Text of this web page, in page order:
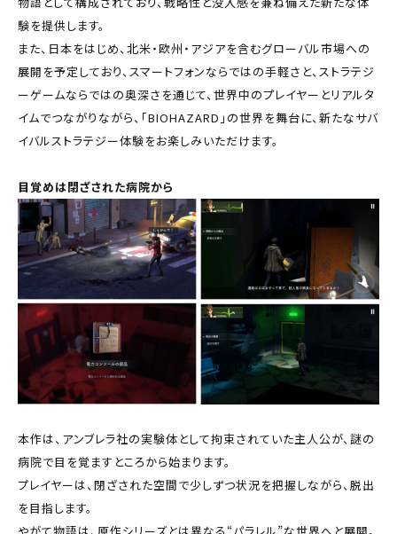
験を提供します。
また、日本をはじめ、北米・欧州・アジアを含むグローバル市場への
展開を予定しており、スマートフォンならではの手軽さと、ストラテジ
ーゲームならではの奥深さを通じて、世界中のプレイヤーとリアルタ
イムでつながりながら、「BIOHAZARD」の世界を舞台に、新たなサバ
イバルストラテジー体験をお楽しみいただけます。
目覚めは閉ざされた病院から
本作は、アンブレラ社の実験体として拘束されていた主人公が、謎の
病院で目を覚ますところから始まります。
プレイヤーは、閉ざされた空間で少しずつ状況を把握しながら、脱出
を目指します。